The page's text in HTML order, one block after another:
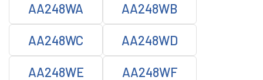
AA248WA AA248WB
AA248WC AA248WD
AA248WE AA248WF